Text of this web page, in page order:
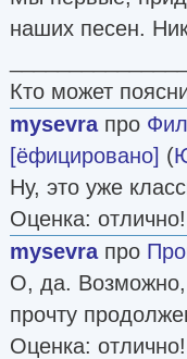
наших песен.
Кто может
mysevraпро
[ёфицировано] (
Ну, это уже
Оценка: отлично!
mysevraпро
О, да. Возможно,
прочту
Оценка: отлично!